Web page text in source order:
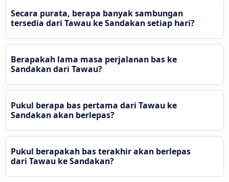
Secara purata, berapa banyak sambungan
tersedia dari Tawau ke Sandakan setiap hari?
Berapakah lama masa perjalanan bas ke
Sandakan dari Tawau?
Pukul berapa bas pertama dari Tawau ke
Sandakan akan berlepas?
Pukul berapakah bas terakhir akan berlepas
dari Tawau ke Sandakan?